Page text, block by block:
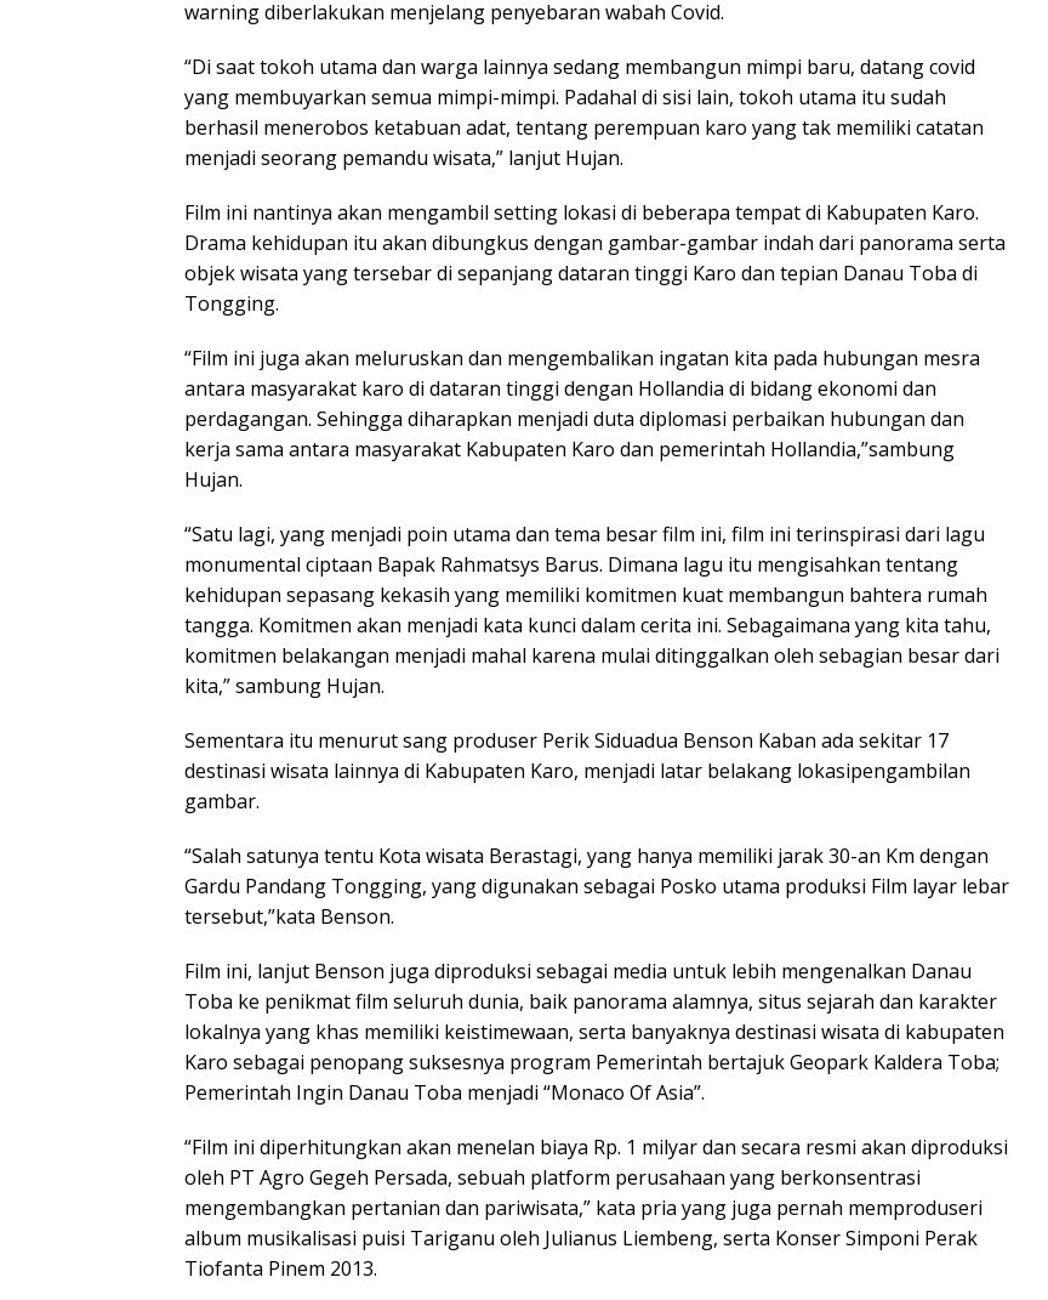
warning diberlakukan menjelang penyebaran wabah Covid.
“Di saat tokoh utama dan warga lainnya sedang membangun mimpi baru, datang covid
yang membuyarkan semua mimpi-mimpi. Padahal di sisi lain, tokoh utama itu sudah
berhasil menerobos ketabuan adat, tentang perempuan karo yang tak memiliki catatan
menjadi seorang pemandu wisata,” lanjut Hujan.
Film ini nantinya akan mengambil setting lokasi di beberapa tempat di Kabupaten Karo.
Drama kehidupan itu akan dibungkus dengan gambar-gambar indah dari panorama serta
objek wisata yang tersebar di sepanjang dataran tinggi Karo dan tepian Danau Toba di
Tongging.
“Film ini juga akan meluruskan dan mengembalikan ingatan kita pada hubungan mesra
antara masyarakat karo di dataran tinggi dengan Hollandia di bidang ekonomi dan
perdagangan. Sehingga diharapkan menjadi duta diplomasi perbaikan hubungan dan
kerja sama antara masyarakat Kabupaten Karo dan pemerintah Hollandia,”sambung
Hujan.
“Satu lagi, yang menjadi poin utama dan tema besar film ini, film ini terinspirasi dari lagu
monumental ciptaan Bapak Rahmatsys Barus. Dimana lagu itu mengisahkan tentang
kehidupan sepasang kekasih yang memiliki komitmen kuat membangun bahtera rumah
tangga. Komitmen akan menjadi kata kunci dalam cerita ini. Sebagaimana yang kita tahu,
komitmen belakangan menjadi mahal karena mulai ditinggalkan oleh sebagian besar dari
kita,” sambung Hujan.
Sementara itu menurut sang produser Perik Siduadua Benson Kaban ada sekitar 17
destinasi wisata lainnya di Kabupaten Karo, menjadi latar belakang lokasipengambilan
gambar.
“Salah satunya tentu Kota wisata Berastagi, yang hanya memiliki jarak 30-an Km dengan
Gardu Pandang Tongging, yang digunakan sebagai Posko utama produksi Film layar lebar
tersebut,”kata Benson.
Film ini, lanjut Benson juga diproduksi sebagai media untuk lebih mengenalkan Danau
Toba ke penikmat film seluruh dunia, baik panorama alamnya, situs sejarah dan karakter
lokalnya yang khas memiliki keistimewaan, serta banyaknya destinasi wisata di kabupaten
Karo sebagai penopang suksesnya program Pemerintah bertajuk Geopark Kaldera Toba;
Pemerintah Ingin Danau Toba menjadi “Monaco Of Asia”.
“Film ini diperhitungkan akan menelan biaya Rp. 1 milyar dan secara resmi akan diproduksi
oleh PT Agro Gegeh Persada, sebuah platform perusahaan yang berkonsentrasi
mengembangkan pertanian dan pariwisata,” kata pria yang juga pernah memproduseri
album musikalisasi puisi Tariganu oleh Julianus Liembeng, serta Konser Simponi Perak
Tiofanta Pinem 2013.